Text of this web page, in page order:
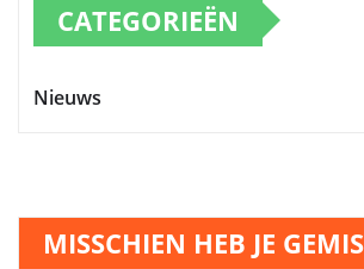
CATEGORIEËN
Nieuws
MISSCHIEN HEB JE